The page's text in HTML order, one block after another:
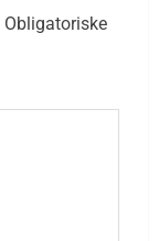
Obligatoriske